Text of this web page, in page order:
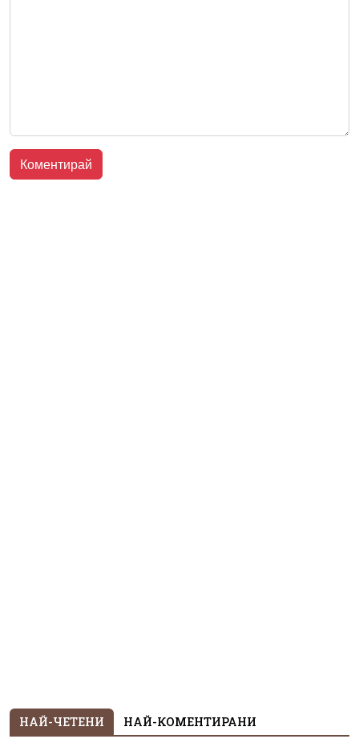
НАЙ-ЧЕТЕНИ НАЙ-КОМЕНТИРАНИ